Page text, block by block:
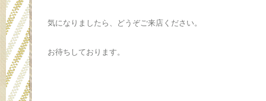
気になりましたら、どうぞご来店ください。
お待ちしております。